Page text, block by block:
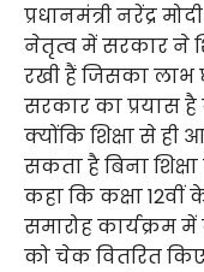
प्रधानमंत्री नरेंद्र
नेतृत्व में सरकार ने
रखी हैं जिसका लाभ
सरकार का प्रयास है
क्योंकि शिक्षा से
सकता है बिना
कहा कि कक्षा 12वीं
समारोह कार्यक्रम
को चेक वितरित किए